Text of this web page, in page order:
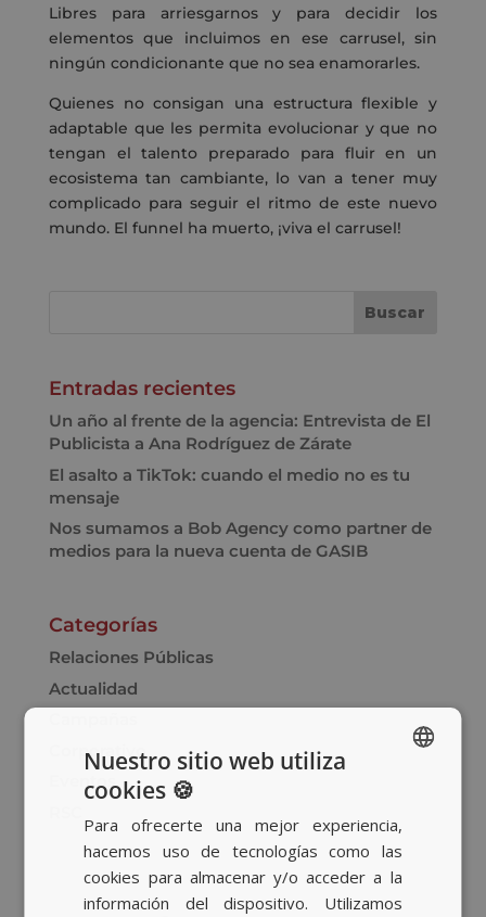
Libres para arriesgarnos y para decidir los
elementos que incluimos en ese carrusel, sin
ningún condicionante que no sea enamorarles.
Quienes no consigan una estructura flexible y
adaptable que les permita evolucionar y que no
tengan el talento preparado para fluir en un
ecosistema tan cambiante, lo van a tener muy
complicado para seguir el ritmo de este nuevo
mundo. El funnel ha muerto, ¡viva el carrusel!
Entradas recientes
Un año al frente de la agencia: Entrevista de El
Publicista a Ana Rodríguez de Zárate
El asalto a TikTok: cuando el medio no es tu
mensaje
Nos sumamos a Bob Agency como partner de
medios para la nueva cuenta de GASIB
Categorías
Relaciones Públicas
Actualidad
Corporativo
Eventos
BASQUE
ENGLISH
Nuestro sitio web utiliza
cookies 🍪
Para ofrecerte una mejor experiencia,
hacemos uso de tecnologías como las
cookies para almacenar y/o acceder a la
información del dispositivo. Utilizamos